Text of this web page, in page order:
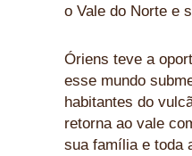
o Vale do Norte e
Óriens teve a
esse mundo
habitantes do
retorna ao vale
sua família e toda